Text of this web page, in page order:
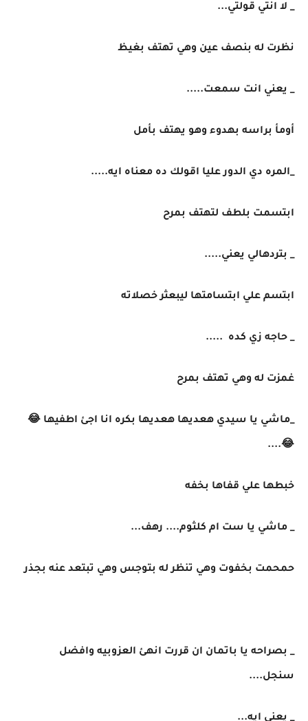
_ لا انتي قولتي...
نظرت له بنصف عين وهي تهتف بغيظ
_ يعني انت سمعت.....
أومأ براسه بهدوء وهو يهتف بأمل
_المره دي الدور عليا اقولك ده معناه ايه.....
ابتسمت بلطف لتهتف بمرح
_ بتردهالي يعني.....
ابتسم علي ابتسامتها ليبعثر خصلاته
_ حاجه زي كده .....
غمزت له وهي تهتف بمرح
_ماشي يا سيدي هعديها هعديها بكره انا اجئ اطفيها 😂
😂....
خبطها علي قفاها بخفه
_ ماشي يا ست ام كلثوم.... رهف...
حمحمت بخفوت وهي تنظر له بتوجس وهي تبتعد عنه بجذر
_ بصراحه يا باتمان ان قررت انهئ العزوبيه وافضل
سنجل....
_ يعني ايه...